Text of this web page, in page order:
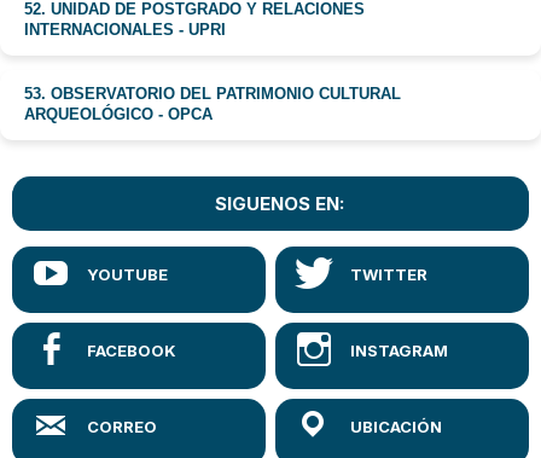
52. UNIDAD DE POSTGRADO Y RELACIONES
INTERNACIONALES - UPRI
53. OBSERVATORIO DEL PATRIMONIO CULTURAL
ARQUEOLÓGICO - OPCA
SIGUENOS EN: